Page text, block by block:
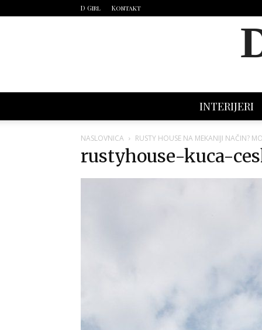
D Girl Kontakt
INTERIJERI
NASLOVNICA RUSTY HOUSE NA MEKANIJI NAČIN?
rustyhouse-kuca-